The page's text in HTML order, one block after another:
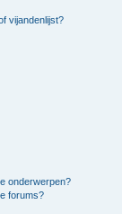
vijandenlijst?
onderwerpen?
forums?